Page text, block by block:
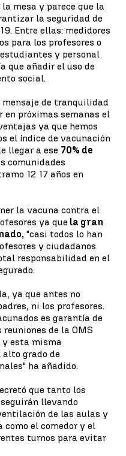
mesa y parece que la
la seguridad de
Entre ellas: medidores
para los profesores o
y personal
que añadir el uso de
social.
de tranquilidad
en próximas semanas el
ya que hemos
el índice de vacunación
llegar a ese 70% de
comunidades
12 17 años en
la vacuna contra el
ya que la gran
"casi todos lo han
y ciudadanos
responsabilidad en el
ya que antes no
ni los profesores.
es garantía de
de la OMS
y esta misma
grado de
ha añadido.
que tanto los
llevando
de las aulas y
el comedor y el
turnos para evitar